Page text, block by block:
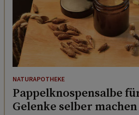
NATURAPOTHEKE
Pappelknospensalbe
Gelenke selber machen